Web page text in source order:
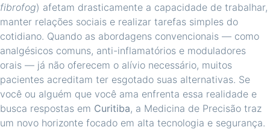
fibrofog) afetam drasticamente a capacidade de trabalhar,
manter relações sociais e realizar tarefas simples do
cotidiano. Quando as abordagens convencionais — como
analgésicos comuns, anti-inflamatórios e moduladores
orais — já não oferecem o alívio necessário, muitos
pacientes acreditam ter esgotado suas alternativas. Se
você ou alguém que você ama enfrenta essa realidade e
busca respostas em Curitiba, a Medicina de Precisão traz
um novo horizonte focado em alta tecnologia e segurança.